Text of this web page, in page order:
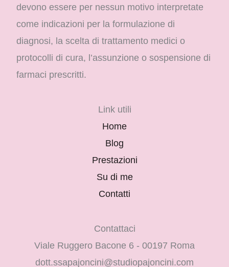
devono essere per nessun motivo interpretate
come indicazioni per la formulazione di
diagnosi, la scelta di trattamento medici o
protocolli di cura, l’assunzione o sospensione di
farmaci prescritti.
Link utili
Home
Blog
Prestazioni
Su di me
Contatti
Contattaci
Viale Ruggero Bacone 6 - 00197 Roma
dott.ssapajoncini@studiopajoncini.com